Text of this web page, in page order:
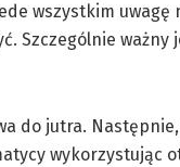
wszystkim
Szczególnie
do jutra.
wykorzystując